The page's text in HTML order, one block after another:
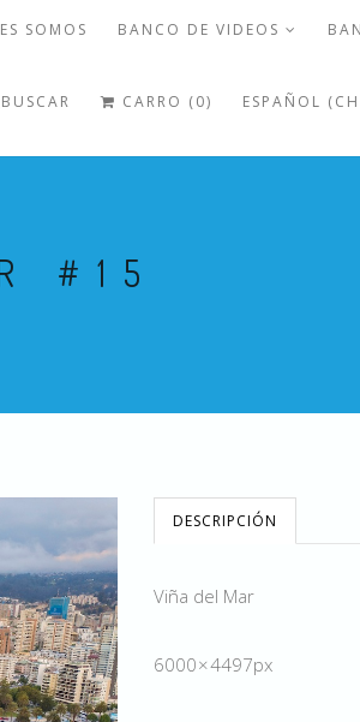
SOMOS BANCO DE VIDEOS
BUSCAR CARRO (0) ESPAÑOL
#15
DESCRIPCIÓN
Viña del Mar
6000 × 4497px